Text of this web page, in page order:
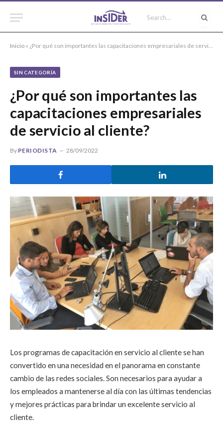
Inicio » ¿Por qué son importantes las capacitaciones empresariales de servicio al cliente?
SIN CATEGORÍA
¿Por qué son importantes las
capacitaciones empresariales
de servicio al cliente?
By PERIODISTA 28/09/2022
Los programas de capacitación en servicio al cliente se han
convertido en una necesidad en el panorama en constante
cambio de las redes sociales. Son necesarios para ayudar a
los empleados a mantenerse al día con las últimas tendencias
y mejores prácticas para brindar un excelente servicio al
cliente.